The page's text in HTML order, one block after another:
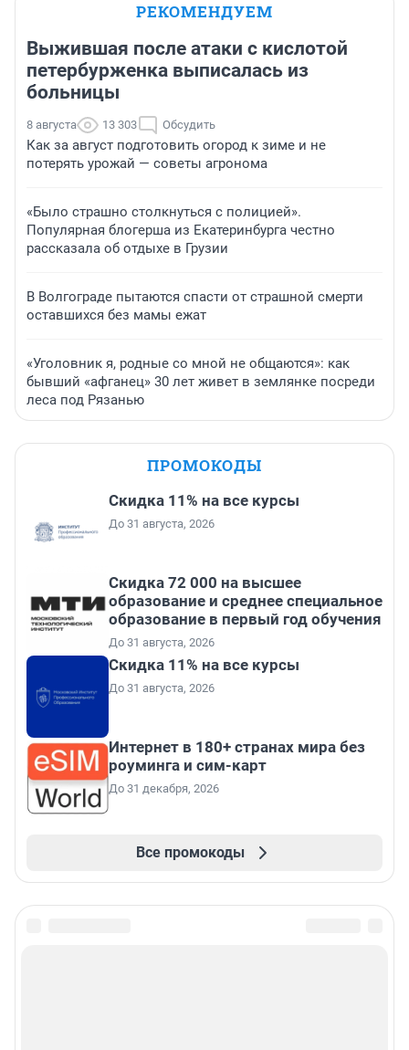
РЕКОМЕНДУЕМ
Выжившая после атаки с кислотой
петербурженка выписалась из
больницы
8 августа 13 303 Обсудить
Как за август подготовить огород к зиме и не
потерять урожай — советы агронома
«Было страшно столкнуться с полицией».
Популярная блогерша из Екатеринбурга честно
рассказала об отдыхе в Грузии
В Волгограде пытаются спасти от страшной смерти
оставшихся без мамы ежат
«Уголовник я, родные со мной не общаются»: как
бывший «афганец» 30 лет живет в землянке посреди
леса под Рязанью
ПРОМОКОДЫ
Скидка 11% на все курсы
До 31 августа, 2026
Скидка 72 000 на высшее
образование и среднее специальное
образование в первый год обучения
До 31 августа, 2026
Скидка 11% на все курсы
До 31 августа, 2026
Интернет в 180+ странах мира без
роуминга и сим-карт
До 31 декабря, 2026
Все промокоды